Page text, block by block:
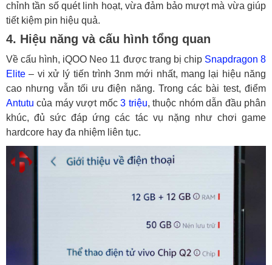
chỉnh tần số quét linh hoạt, vừa đảm bảo mượt mà vừa giúp
tiết kiệm pin hiệu quả.
4. Hiệu năng và cấu hình tổng quan
Về cấu hình, iQOO Neo 11 được trang bị chip Snapdragon 8
Elite – vi xử lý tiến trình 3nm mới nhất, mang lại hiệu năng
cao nhưng vẫn tối ưu điện năng. Trong các bài test, điểm
Antutu của máy vượt mốc3 triệu, thuộc nhóm dẫn đầu phân
khúc, đủ sức đáp ứng các tác vụ nặng như chơi game
hardcore hay đa nhiệm liên tục.